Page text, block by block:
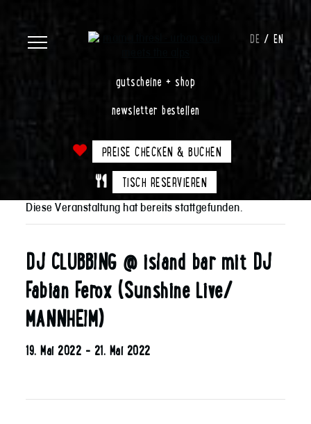
DE EN
gutscheine + shop
newsletter bestellen
PREISE CHECKEN & BUCHEN
TISCH RESERVIEREN
Diese Veranstaltung hat bereits stattgefunden.
DJ CLUBBING @ island bar mit DJ
Fabian Ferox (Sunshine Live/
MANNHEIM)
19. Mai 2022 - 21. Mai 2022